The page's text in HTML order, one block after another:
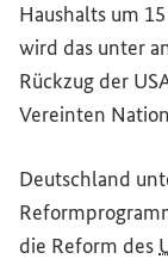
Haushalts um
wird das unter
Rückzug der
Vereinten
Deutschland
die Reform des